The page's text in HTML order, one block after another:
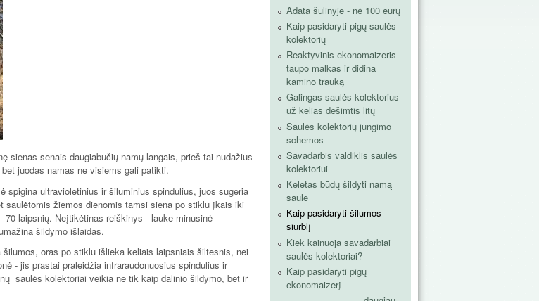
sienas senais daugiabučių namų langais, prieš tai nudažius
juodas namas ne visiems gali patikti.
spigina ultravioletinius ir šiluminius spindulius, juos sugeria
žiemos dienomis tamsi siena po stiklu įkais iki
laipsnių. Neįtikėtinas reiškinys - lauke minusinė
šildymo išlaidas.
oras po stiklu išlieka keliais laipsniais šiltesnis, nei
- jis prastai praleidžia infraraudonuosius spindulius ir
saulės kolektoriai veikia ne tik kaip dalinio šildymo, bet ir
Adata šulinyje - nė 100 eurų
Kaip pasidaryti pigų saulės
kolektorių
Reaktyvinis ekonomaizeris
taupo malkas ir didina
kamino trauką
Galingas saulės kolektorius
už kelias dešimtis litų
Saulės kolektorių jungimo
schemos
Savadarbis valdiklis saulės
kolektoriui
Keletas būdų šildyti namą
saule
Kaip pasidaryti šilumos
siurblį
Kiek kainuoja savadarbiai
saulės kolektoriai?
Kaip pasidaryti pigų
ekonomaizerį